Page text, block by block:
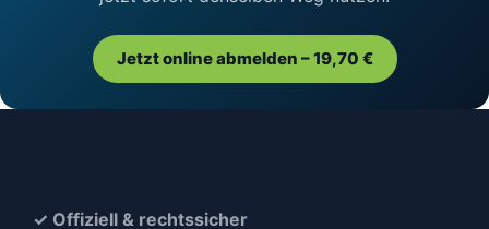
Jetzt online abmelden – 19,70 €
✓ Offiziell & rechtssicher